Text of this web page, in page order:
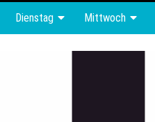
Dienstag Mittwoch